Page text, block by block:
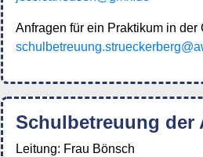
Anfragen für ein Praktikum in der
Schulbetreuung der
Leitung: Frau Bönsch